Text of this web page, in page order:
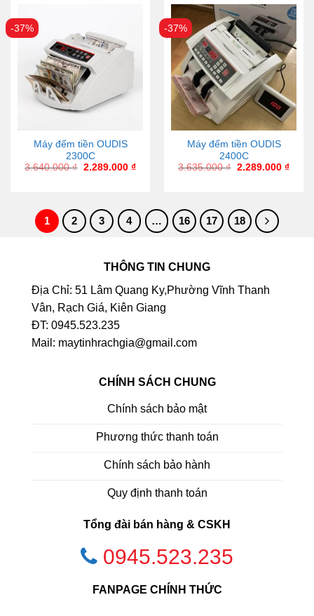
-37%
Máy đếm tiền OUDIS
2300C
3.640.000₫ 2.289.000 ₫
-37%
Máy đếm tiền OUDIS
2400C
3.635.000₫ 2.289.000 ₫
1 2 3 4 … 16 17 18
THÔNG TIN CHUNG
Địa Chỉ: 51 Lâm Quang Ky,Phường Vĩnh Thanh
Vân, Rạch Giá, Kiên Giang
ĐT: 0945.523.235
Mail: maytinhrachgia@gmail.com
CHÍNH SÁCH CHUNG
Chính sách bảo mật
Phương thức thanh toán
Chính sách bảo hành
Quy định thanh toán
Tổng đài bán hàng & CSKH
0945.523.235
FANPAGE CHÍNH THỨC